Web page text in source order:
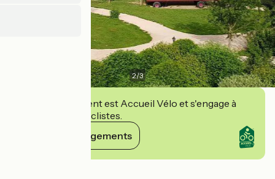
2/3
Cet établissement est Accueil Vélo et s'engage à
accueillir des cyclistes.
Voir ses engagements